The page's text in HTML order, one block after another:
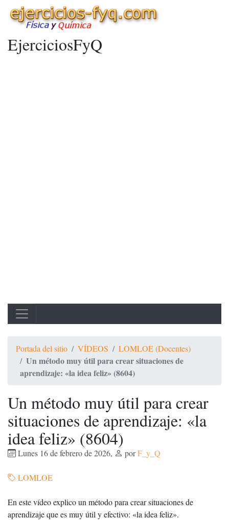
EjerciciosFyQ
Portada del sitio VÍDEOS LOMLOE (Docentes)
Un método muy útil para crear situaciones de
aprendizaje: «la idea feliz» (8604)
Un método muy útil para crear
situaciones de aprendizaje: «la
idea feliz» (8604)
Lunes 16 de febrero de 2026, porF_y_Q
LOMLOE
En este vídeo explico un método para crear situaciones de
aprendizaje que es muy útil y efectivo: «la idea feliz».